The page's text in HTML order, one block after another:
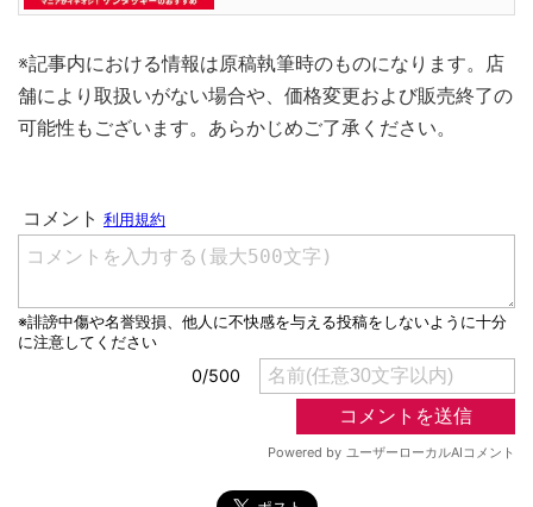
※記事内における情報は原稿執筆時のものになります。店
舗により取扱いがない場合や、価格変更および販売終了の
可能性もございます。あらかじめご了承ください。